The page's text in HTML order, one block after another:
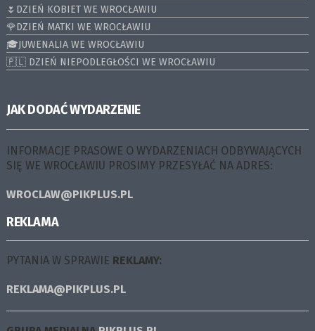
🌷DZIEŃ KOBIET WE WROCŁAWIU
🌹DZIEŃ MATKI WE WROCŁAWIU
🎓JUWENALIA WE WROCŁAWIU
🇵🇱 DZIEŃ NIEPODLEGŁOŚCI WE WROCŁAWIU
JAK DODAĆ WYDARZENIE
INFORMACJE PRASOWE O WYDARZENIACH ODBYWAJĄCYCH
SIĘ WE WROCŁAWIU PROSIMY PRZESYŁAĆ NA ADRES:
WROCLAW@PIKPLUS.PL
REKLAMA
PYTANIA W SPRAWIE REKLAMY:
REKLAMA@PIKPLUS.PL